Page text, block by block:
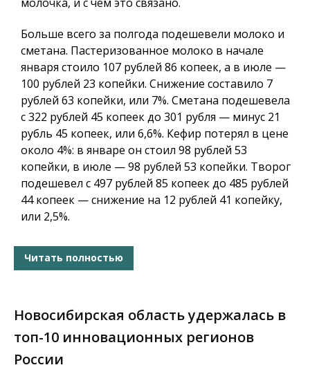
Больше всего за полгода подешевели молоко и
сметана. Пастеризованное молоко в начале
января стоило 107 рублей 86 копеек, а в июле —
100 рублей 23 копейки. Снижение составило 7
рублей 63 копейки, или 7%. Сметана подешевела
с 322 рублей 45 копеек до 301 рубля — минус 21
рубль 45 копеек, или 6,6%. Кефир потерял в цене
около 4%: в январе он стоил 98 рублей 53
копейки, в июле — 98 рублей 53 копейки. Творог
подешевел с 497 рублей 85 копеек до 485 рублей
44 копеек — снижение на 12 рублей 41 копейку,
или 2,5%.
Читать полностью
Новосибирская область удержалась в
топ-10 инновационных регионов
России